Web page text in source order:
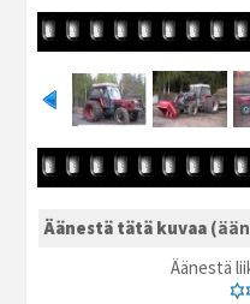
Äänestä tätä kuvaa
Äänestä